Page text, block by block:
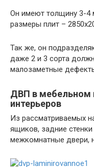
Он имеют толщину 3-4
размеры плит –
Так же, он
даже 2 и 3 сорта
малозаметные
ДВП в мебельном
интерьеров
Из рассматриваемых
ящиков, задние
межкомнатные двери,